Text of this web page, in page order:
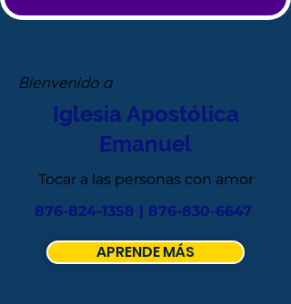
Bienvenido a
Iglesia Apostólica
Emanuel
Tocar a las personas con amor
876-824-1358 | 876-830-6647
APRENDE MÁS